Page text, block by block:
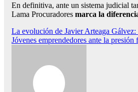
En definitiva, ante un sistema judicial
Lama Procuradores marca la
Navegación
de
La evolución de Javier Arteaga
Jóvenes emprendedores ante la